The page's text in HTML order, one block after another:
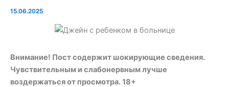
15.06.2025
Внимание! Пост содержит шокирующие сведения.
Чувствительным и слабонервным лучше
воздержаться от просмотра. 18+